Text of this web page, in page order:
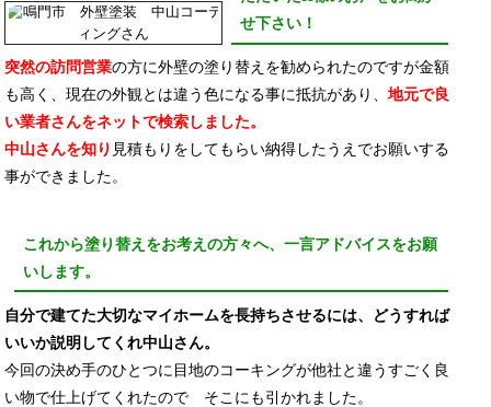
せ下さい！
突然の訪問営業の方に外壁の塗り替えを勧められたのですが金額
も高く、現在の外観とは違う色になる事に抵抗があり、地元で良
い業者さんをネットで検索しました。
中山さんを知り 見積もりをしてもらい納得したうえでお願いする
事ができました。
これから塗り替えをお考えの方々へ、一言アドバイスをお願
いします。
自分で建てた大切なマイホームを長持ちさせるには、どうすれば
いいか説明してくれ中山さん。
今回の決め手のひとつに目地のコーキングが他社と違うすごく良
い物で仕上げてくれたので そこにも引かれました。